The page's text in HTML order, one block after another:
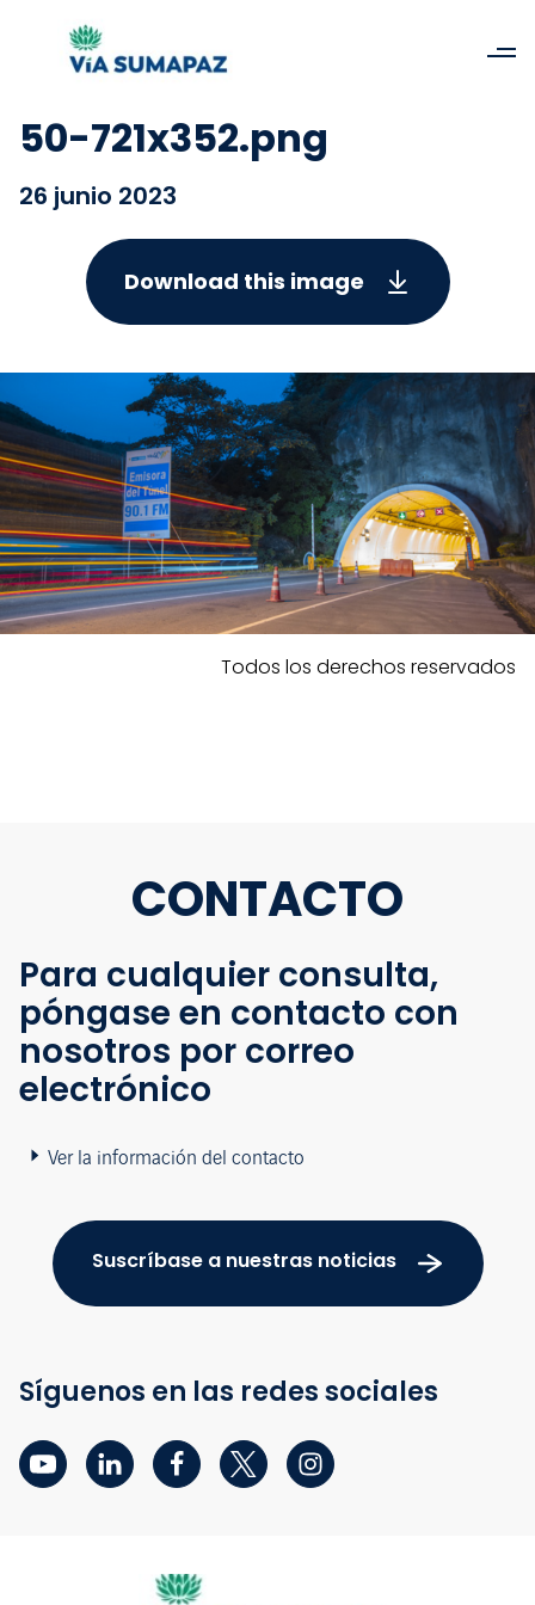
50-721x352.png
26 junio 2023
Download this image
Todos los derechos reservados
CONTACTO
Para cualquier consulta,
póngase en contacto con
nosotros por correo
electrónico
Ver la información del contacto
Suscríbase a nuestras noticias
Síguenos en las redes sociales